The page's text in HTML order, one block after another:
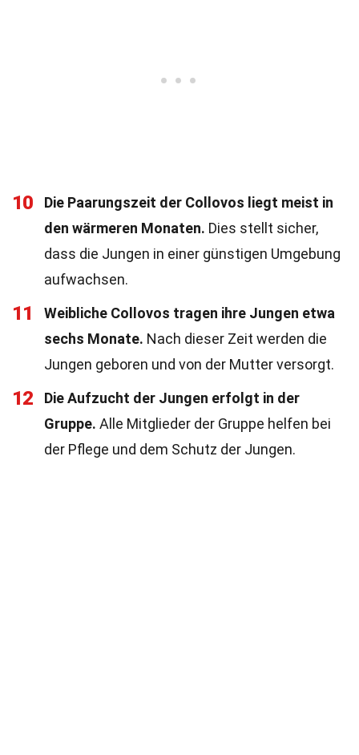
10
Die Paarungszeit der Collovos liegt meist in
den wärmeren Monaten. Dies stellt sicher,
dass die Jungen in einer günstigen Umgebung
aufwachsen.
11
Weibliche Collovos tragen ihre Jungen etwa
sechs Monate. Nach dieser Zeit werden die
Jungen geboren und von der Mutter versorgt.
12
Die Aufzucht der Jungen erfolgt in der
Gruppe. Alle Mitglieder der Gruppe helfen bei
der Pflege und dem Schutz der Jungen.